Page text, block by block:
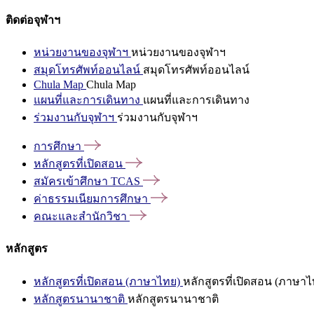
ติดต่อจุฬาฯ
หน่วยงานของจุฬาฯ หน่วยงานของจุฬาฯ
สมุดโทรศัพท์ออนไลน์ สมุดโทรศัพท์ออนไลน์
Chula Map Chula Map
แผนที่และการเดินทาง แผนที่และการเดินทาง
ร่วมงานกับจุฬาฯ ร่วมงานกับจุฬาฯ
การศึกษา
หลักสูตรที่เปิดสอน
สมัครเข้าศึกษา TCAS
ค่าธรรมเนียมการศึกษา
คณะและสำนักวิชา
หลักสูตร
หลักสูตรที่เปิดสอน (ภาษาไทย) หลักสูตรที่เปิดสอน (ภาษาไ
หลักสูตรนานาชาติ หลักสูตรนานาชาติ